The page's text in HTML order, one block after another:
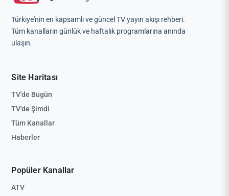
Türkiye'nin en kapsamlı ve güncel TV yayın akışı rehberi.
Tüm kanalların günlük ve haftalık programlarına anında
ulaşın.
Site Haritası
TV'de Bugün
TV'de Şimdi
Tüm Kanallar
Haberler
Popüler Kanallar
ATV